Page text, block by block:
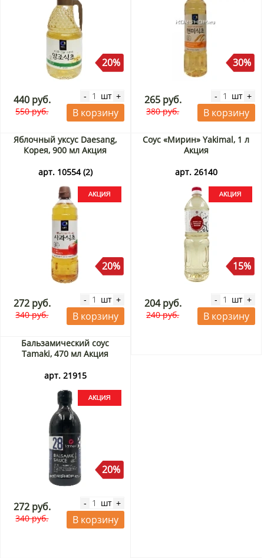
20%
440 руб.
550 руб.
- шт +
В корзину
30%
265 руб.
380 руб.
- шт +
В корзину
Яблочный уксус Daesang,
Корея, 900 мл Акция
арт. 10554 (2)
20%
272 руб.
340 руб.
- шт +
В корзину
Соус «Мирин» Yakimal, 1 л
Акция
арт. 26140
15%
204 руб.
240 руб.
- шт +
В корзину
Бальзамический соус
Tamaki, 470 мл Акция
арт. 21915
20%
272 руб.
340 руб.
- шт +
В корзину